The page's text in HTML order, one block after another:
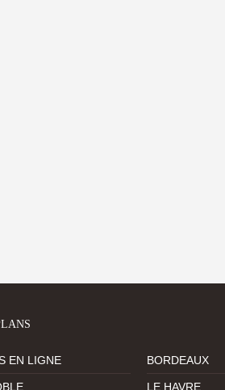
EN LIGNE BORDEAUX
LE HAVRE